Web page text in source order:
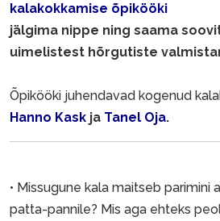
kalakokkamise õpikööki
jälgima nippe ning saama
uimelistest hõrgutiste
Õpikööki juhendavad kogenud
Hanno Kask ja Tanel Oja.
• Missugune kala maitseb parimini
patta-pannile? Mis aga ehteks